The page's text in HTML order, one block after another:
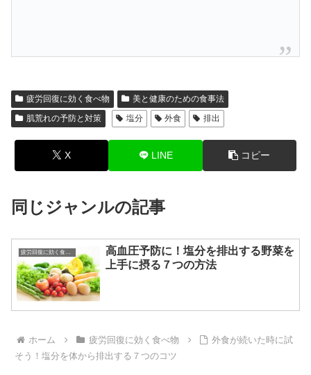
疲労回復に効く食べ物
美と健康のための食事法
肌荒れの予防と対策
塩分 外食 排出
X LINE コピー
同じジャンルの記事
疲労回復に効く食べ物
高血圧予防に！塩分を排出する野菜を
上手に摂る７つの方法
ホーム 疲労回復に効く食べ物
外食が続いた時に試
そう！塩分を体から排出する７つのコツ